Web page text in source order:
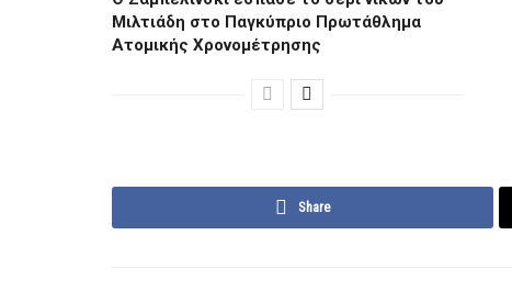
Μιλτιάδη στο Παγκύπριο Πρωτάθλημα
Ατομικής Χρονομέτρησης
Share